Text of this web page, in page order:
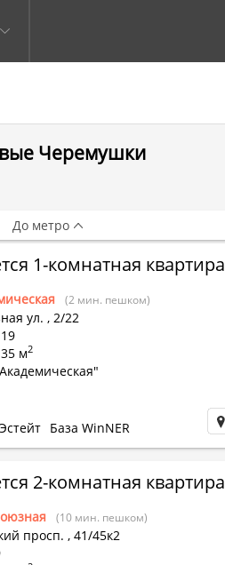
Черемушки
1-комнатная квартира
(2 мин. пешком)
ул. , 2/22
м2
База WinNER
2-комнатная квартира
(10 мин. пешком)
просп. , 41/45к2
До метро